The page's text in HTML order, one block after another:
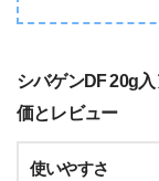
シバゲンDF 20g
価とレビュー
使いやすさ